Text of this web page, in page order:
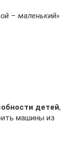
– маленький»
детей,
машины из